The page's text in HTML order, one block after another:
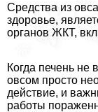
Средства из
здоровье,
органов ЖКТ,
Когда печень не
овсом просто
действие, и
работы